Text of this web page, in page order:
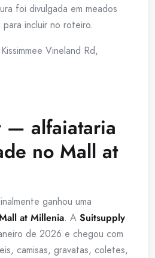
foi divulgada em meados
incluir no roteiro.
Vineland Rd,
— alfaiataria
no Mall at
ganhou uma
at Millenia. A Suitsupply
de 2026 e chegou com
camisas, gravatas, coletes,